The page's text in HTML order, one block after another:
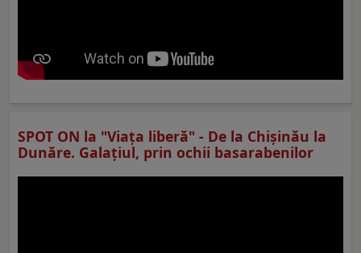
SPOT ON la "Viaţa liberă" - De la Chișinău la
Dunăre. Galațiul, prin ochii basarabenilor